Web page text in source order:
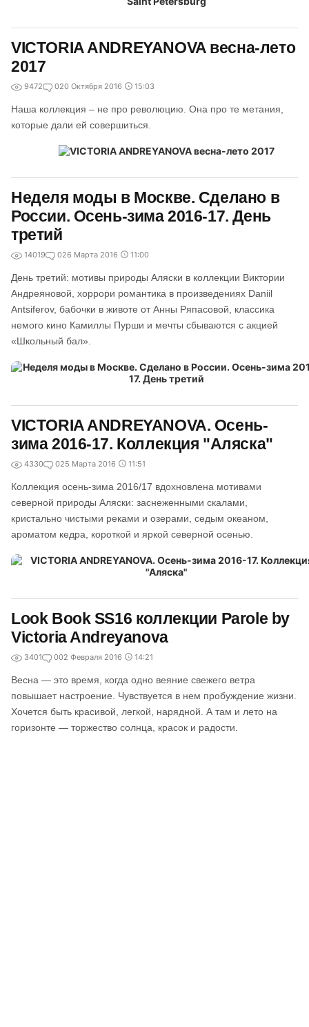
VICTORIA ANDREYANOVA весна-лето
2017
9472 020 Октября 2016 15:03
Наша коллекция – не про революцию. Она про те метания,
которые дали ей совершиться.
Неделя моды в Москве. Сделано в
России. Осень-зима 2016-17. День
третий
14019 026 Марта 2016 11:00
День третий: мотивы природы Аляски в коллекции Виктории
Андреяновой, хоррори романтика в произведениях Daniil
Antsiferov, бабочки в животе от Анны Ряпасовой, классика
немого кино Камиллы Пурши и мечты сбываются с акцией
«Школьный бал».
VICTORIA ANDREYANOVA. Осень-
зима 2016-17. Коллекция "Аляска"
4330 025 Марта 2016 11:51
Коллекция осень-зима 2016/17 вдохновлена мотивами
северной природы Аляски: заснеженными скалами,
кристально чистыми реками и озерами, седым океаном,
ароматом кедра, короткой и яркой северной осенью.
Look Book SS16 коллекции Parole by
Viсtoria Andreyanova
3401 002 Февраля 2016 14:21
Весна — это время, когда одно веяние свежего ветра
повышает настроение. Чувствуется в нем пробуждение жизни.
Хочется быть красивой, легкой, нарядной. А там и лето на
горизонте — торжество солнца, красок и радости.